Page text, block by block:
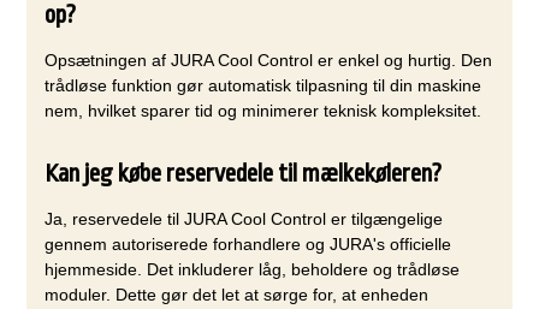
op?
Opsætningen af JURA Cool Control er enkel og hurtig. Den
trådløse funktion gør automatisk tilpasning til din maskine
nem, hvilket sparer tid og minimerer teknisk kompleksitet.
Kan jeg købe reservedele til mælkekøleren?
Ja, reservedele til JURA Cool Control er tilgængelige
gennem autoriserede forhandlere og JURA's officielle
hjemmeside. Det inkluderer låg, beholdere og trådløse
moduler. Dette gør det let at sørge for, at enheden